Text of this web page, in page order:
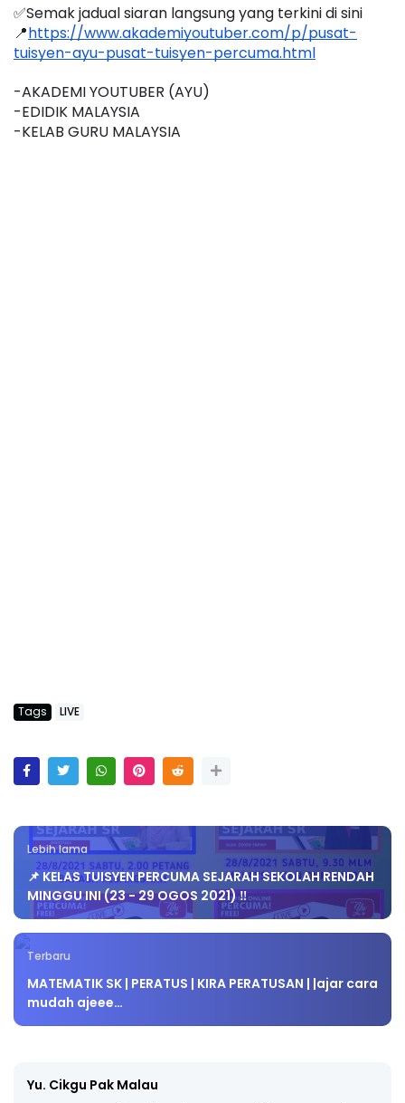
✅Semak jadual siaran langsung yang terkini di sini
📍https://www.akademiyoutuber.com/p/pusat-
tuisyen-ayu-pusat-tuisyen-percuma.html
-AKADEMI YOUTUBER (AYU)
-EDIDIK MALAYSIA
-KELAB GURU MALAYSIA
Tags LIVE
Lebih lama
📌 KELAS TUISYEN PERCUMA SEJARAH SEKOLAH RENDAH
MINGGU INI (23 - 29 OGOS 2021) ‼️
Terbaru
MATEMATIK SK | PERATUS | KIRA PERATUSAN | |ajar cara
mudah ajeee…
Yu. Cikgu Pak Malau